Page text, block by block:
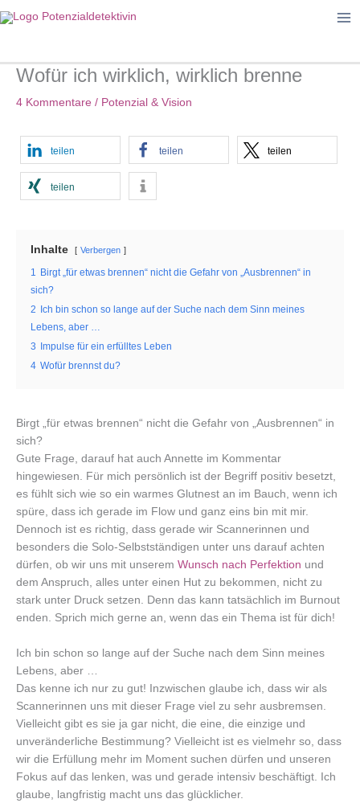
Inhalt
Wofür ich wirklich, wirklich brenne
4 Kommentare / Potenzial & Vision
teilen teilen teilen
teilen
Inhalte Verbergen
1 Birgt „für etwas brennen“ nicht die Gefahr von „Ausbrennen“ in
sich?
2
Ich bin schon so lange auf der Suche nach dem Sinn meines
Lebens, aber …
3
Impulse für ein erfülltes Leben
4 Wofür brennst du?
Birgt „für etwas brennen“ nicht die Gefahr von „Ausbrennen“ in
sich?
Gute Frage, darauf hat auch Annette im Kommentar
hingewiesen. Für mich persönlich ist der Begriff positiv besetzt,
es fühlt sich wie so ein warmes Glutnest an im Bauch, wenn ich
spüre, dass ich gerade im Flow und ganz eins bin mit mir.
Dennoch ist es richtig, dass gerade wir Scannerinnen und
besonders die Solo-Selbstständigen unter uns darauf achten
dürfen, ob wir uns mit unserem Wunsch nach Perfektion und
dem Anspruch, alles unter einen Hut zu bekommen, nicht zu
stark unter Druck setzen. Denn das kann tatsächlich im Burnout
enden. Sprich mich gerne an, wenn das ein Thema ist für dich!
Ich bin schon so lange auf der Suche nach dem Sinn meines
Lebens, aber …
Das kenne ich nur zu gut! Inzwischen glaube ich, dass wir als
Scannerinnen uns mit dieser Frage viel zu sehr ausbremsen.
Vielleicht gibt es sie ja gar nicht, die eine, die einzige und
unveränderliche Bestimmung? Vielleicht ist es vielmehr so, dass
wir die Erfüllung mehr im Moment suchen dürfen und unseren
Fokus auf das lenken, was und gerade intensiv beschäftigt. Ich
glaube, langfristig macht uns das glücklicher.